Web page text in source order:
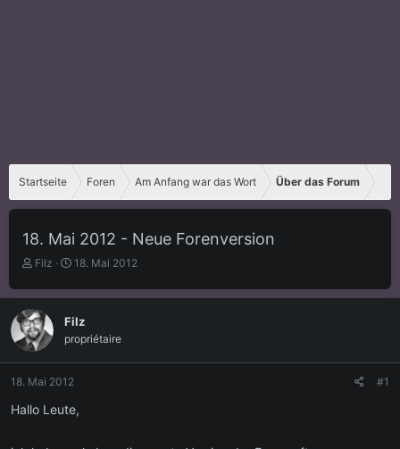
Startseite Foren Am Anfang war das Wort Über das Forum
18. Mai 2012 - Neue Forenversion
E
s
t
e
l
r
Filz
E
s
e
l
a
m
18. Mai 2012
Filz
propriétaire
18. Mai 2012 #1
Hallo Leute,